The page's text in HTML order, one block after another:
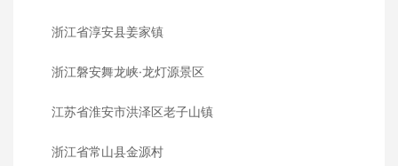
浙江省淳安县姜家镇
浙江磐安舞龙峡·龙灯源景区
江苏省淮安市洪泽区老子山镇
浙江省常山县金源村